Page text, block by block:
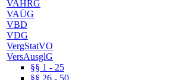
VAHRG
VAÜG
VBD
VDG
VergStatVO
VersAusglG
§§ 1 - 25
§§ 26 - 50